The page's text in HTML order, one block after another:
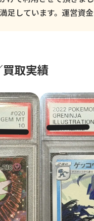
足しています。運営資
取実績